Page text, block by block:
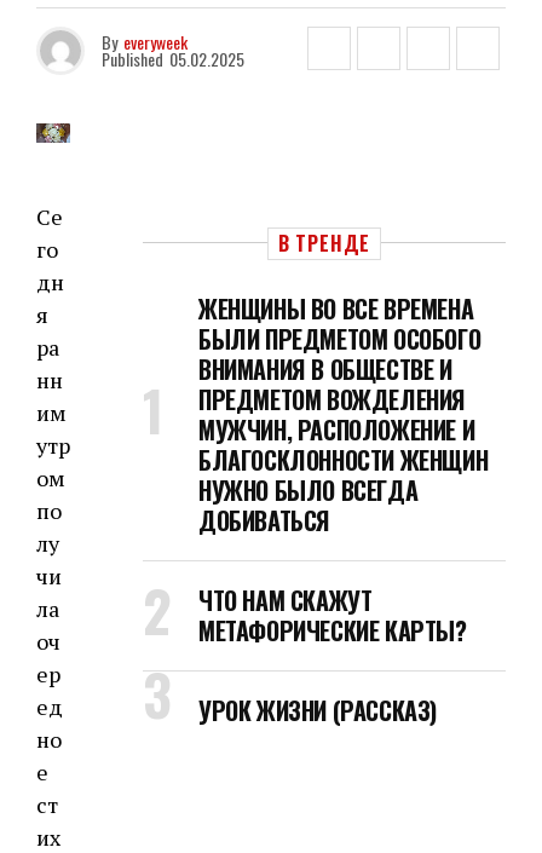
By everyweek
Published 05.02.2025
Се
го
дн
я
ра
нн
им
утр
ом
по
лу
чи
ла
оч
ер
ед
но
е
ст
их
В ТРЕНДЕ
ЖЕНЩИНЫ ВО ВСЕ ВРЕМЕНА
БЫЛИ ПРЕДМЕТОМ ОСОБОГО
ВНИМАНИЯ В ОБЩЕСТВЕ И
ПРЕДМЕТОМ ВОЖДЕЛЕНИЯ
МУЖЧИН, РАСПОЛОЖЕНИЕ И
БЛАГОСКЛОННОСТИ ЖЕНЩИН
НУЖНО БЫЛО ВСЕГДА
ДОБИВАТЬСЯ
ЧТО НАМ СКАЖУТ
МЕТАФОРИЧЕСКИЕ КАРТЫ?
УРОК ЖИЗНИ (РАССКАЗ)